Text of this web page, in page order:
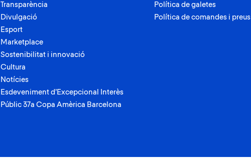
Transparència
Divulgació
Esport
Marketplace
Sostenibilitat i innovació
Cultura
Notícies
Esdeveniment d’Excepcional Interès
Públic 37a Copa Amèrica Barcelona
Política de galetes
Política de comandes i preus